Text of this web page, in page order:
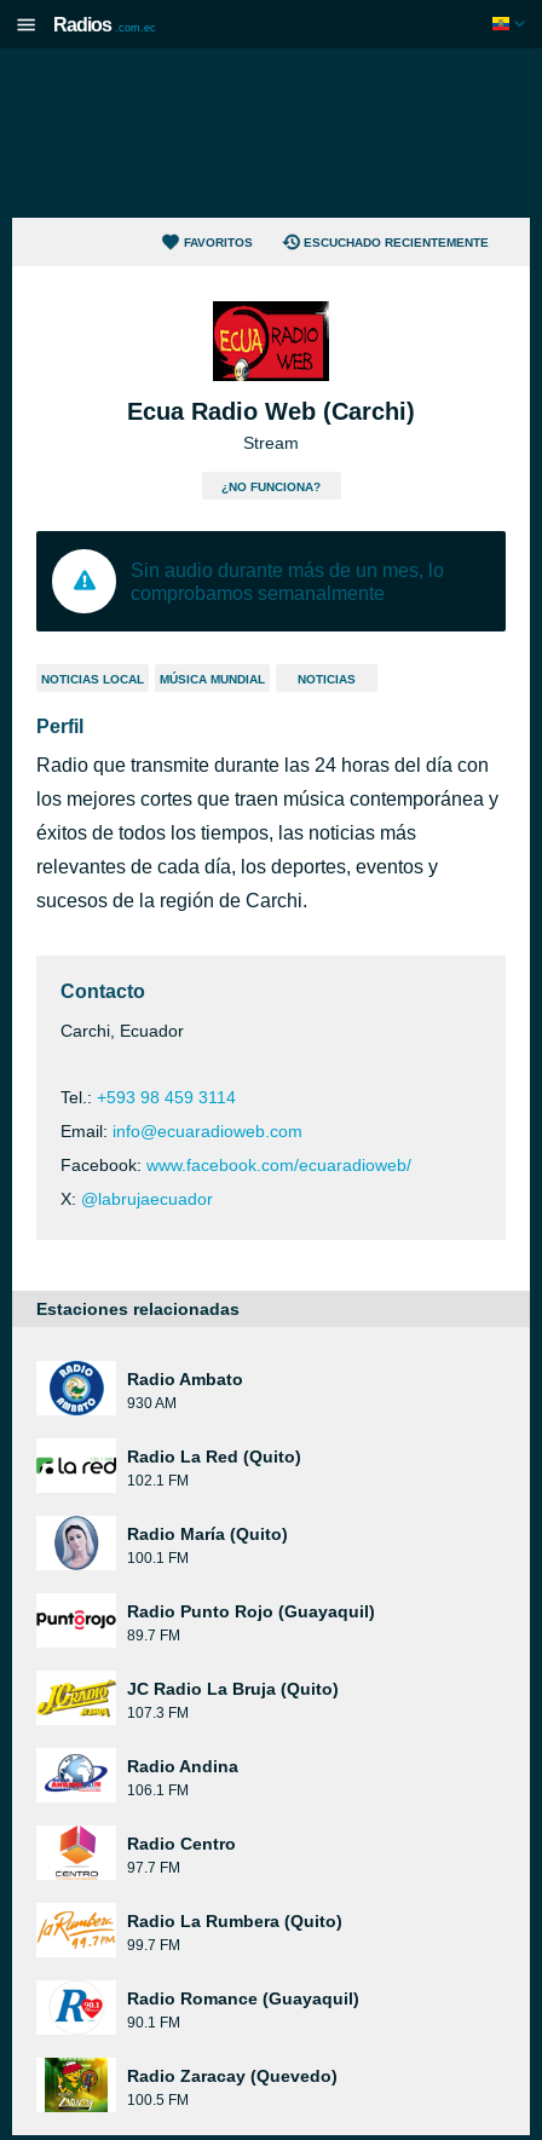
Radios .com.ec
FAVORITOS ESCUCHADO RECIENTEMENTE
Ecua Radio Web (Carchi)
Stream
¿NO FUNCIONA?
Sin audio durante más de un mes, lo
comprobamos semanalmente
NOTICIAS LOCAL MÚSICA MUNDIAL NOTICIAS
Perfil
Radio que transmite durante las 24 horas del día con
los mejores cortes que traen música contemporánea y
éxitos de todos los tiempos, las noticias más
relevantes de cada día, los deportes, eventos y
sucesos de la región de Carchi.
Contacto
Carchi, Ecuador
Tel.: +593 98 459 3114
Email: info@ecuaradioweb.com
Facebook: www.facebook.com/ecuaradioweb/
X: @labrujaecuador
Estaciones relacionadas
Radio Ambato
930 AM
Radio La Red (Quito)
102.1 FM
Radio María (Quito)
100.1 FM
Radio Punto Rojo (Guayaquil)
89.7 FM
JC Radio La Bruja (Quito)
107.3 FM
Radio Andina
106.1 FM
Radio Centro
97.7 FM
Radio La Rumbera (Quito)
99.7 FM
Radio Romance (Guayaquil)
90.1 FM
Radio Zaracay (Quevedo)
100.5 FM